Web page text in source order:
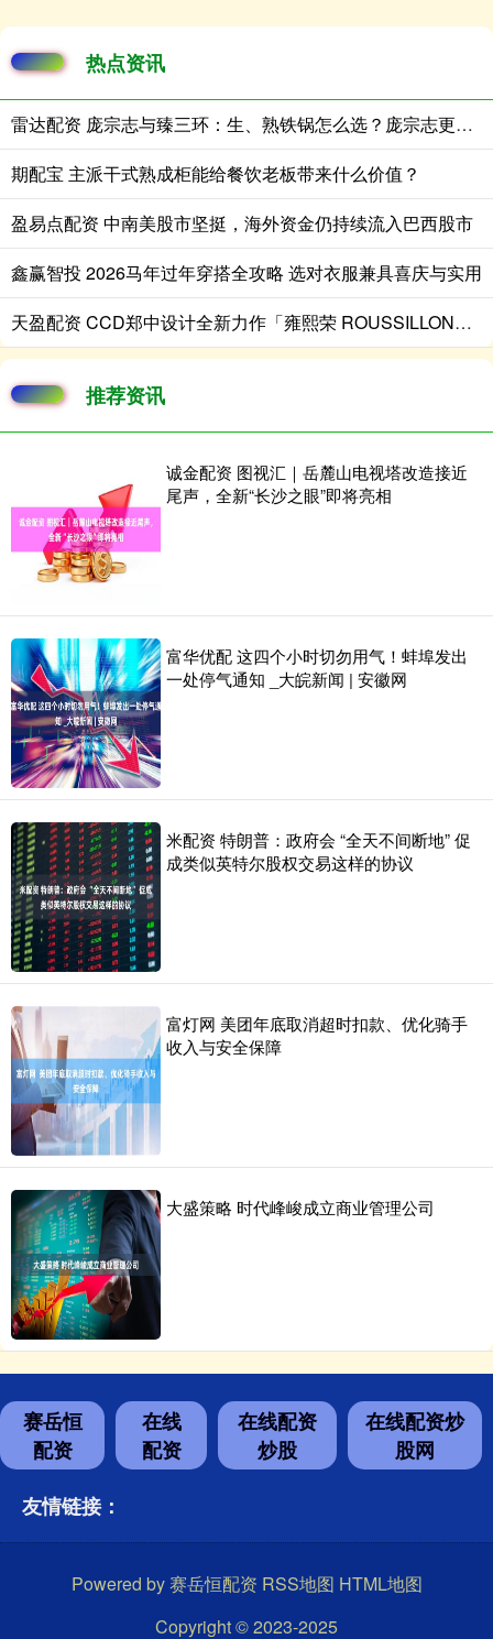
热点资讯
雷达配资 庞宗志与臻三环：生、熟铁锅怎么选？庞宗志更适合日常家用
期配宝 主派干式熟成柜能给餐饮老板带来什么价值？
盈易点配资 中南美股市坚挺，海外资金仍持续流入巴西股市
鑫赢智投 2026马年过年穿搭全攻略 选对衣服兼具喜庆与实用
天盈配资 CCD郑中设计全新力作「雍熙荣 ROUSSILLON」隆重启幕，打造城市首个策展式生活方式目的地
推荐资讯
诚金配资 图视汇｜岳麓山电视塔改造接近
尾声，全新“长沙之眼”即将亮相
富华优配 这四个小时切勿用气！蚌埠发出
一处停气通知 _大皖新闻 | 安徽网
米配资 特朗普：政府会 “全天不间断地” 促
成类似英特尔股权交易这样的协议
富灯网 美团年底取消超时扣款、优化骑手
收入与安全保障
大盛策略 时代峰峻成立商业管理公司
赛岳恒
配资
在线
配资
在线配资
炒股
在线配资炒
股网
友情链接：
Powered by赛岳恒配资 RSS地图 HTML地图
Copyright© 2023-2025